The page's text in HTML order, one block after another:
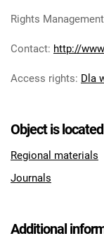
Rights Management
Contact: http://
Access rights: Dla
Object is
Regional materials
Journals
Additional